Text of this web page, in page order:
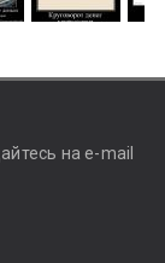
на e-mail